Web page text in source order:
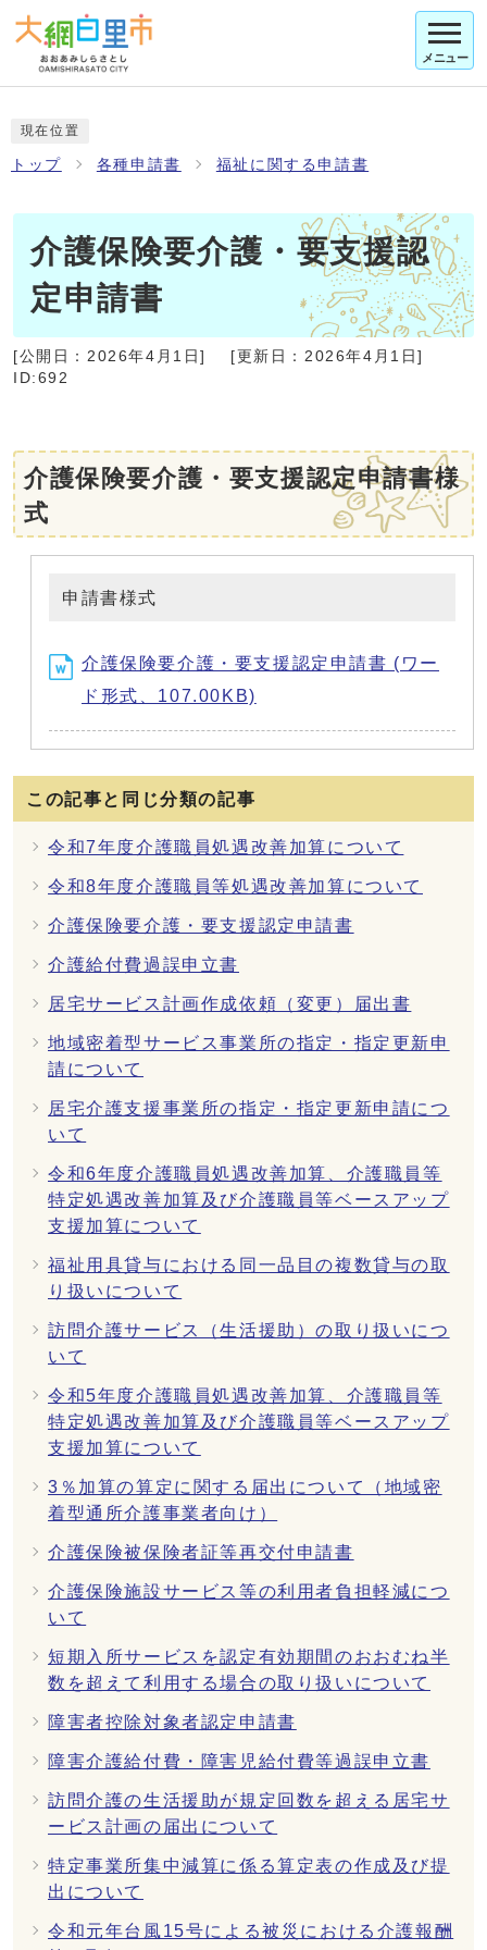
メニュー
現在位置
トップ 各種申請書 福祉に関する申請書
介護保険要介護・要支援認
定申請書
[公開日： 2026年4月1日] [更新日： 2026年4月1日]
ID:692
介護保険要介護・要支援認定申請書様
式
申請書様式
介護保険要介護・要支援認定申請書 (ワー
ド形式、107.00KB)
この記事と同じ分類の記事
令和7年度介護職員処遇改善加算について
令和8年度介護職員等処遇改善加算について
介護保険要介護・要支援認定申請書
介護給付費過誤申立書
居宅サービス計画作成依頼（変更）届出書
地域密着型サービス事業所の指定・指定更新申
請について
居宅介護支援事業所の指定・指定更新申請につ
いて
令和6年度介護職員処遇改善加算、介護職員等
特定処遇改善加算及び介護職員等ベースアップ
支援加算について
福祉用具貸与における同一品目の複数貸与の取
り扱いについて
訪問介護サービス（生活援助）の取り扱いにつ
いて
令和5年度介護職員処遇改善加算、介護職員等
特定処遇改善加算及び介護職員等ベースアップ
支援加算について
3％加算の算定に関する届出について（地域密
着型通所介護事業者向け）
介護保険被保険者証等再交付申請書
介護保険施設サービス等の利用者負担軽減につ
いて
短期入所サービスを認定有効期間のおおむね半
数を超えて利用する場合の取り扱いについて
障害者控除対象者認定申請書
障害介護給付費・障害児給付費等過誤申立書
訪問介護の生活援助が規定回数を超える居宅サ
ービス計画の届出について
特定事業所集中減算に係る算定表の作成及び提
出について
令和元年台風15号による被災における介護報酬